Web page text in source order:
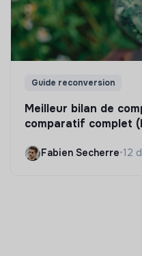
Guide reconversion
Meilleur bilan de
comparatif complet
Fabien Secherre•12